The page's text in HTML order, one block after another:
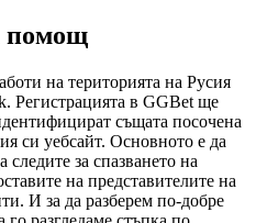
помощ
на територията на Русия
Регистрацията в GGBet ще
същата посочена
си уебсайт. Основното е да
за спазването на
на представителите на
И за да разберем по-добре